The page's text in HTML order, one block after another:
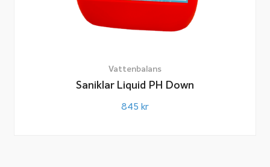
Vattenbalans
Saniklar Liquid PH Down
845 kr